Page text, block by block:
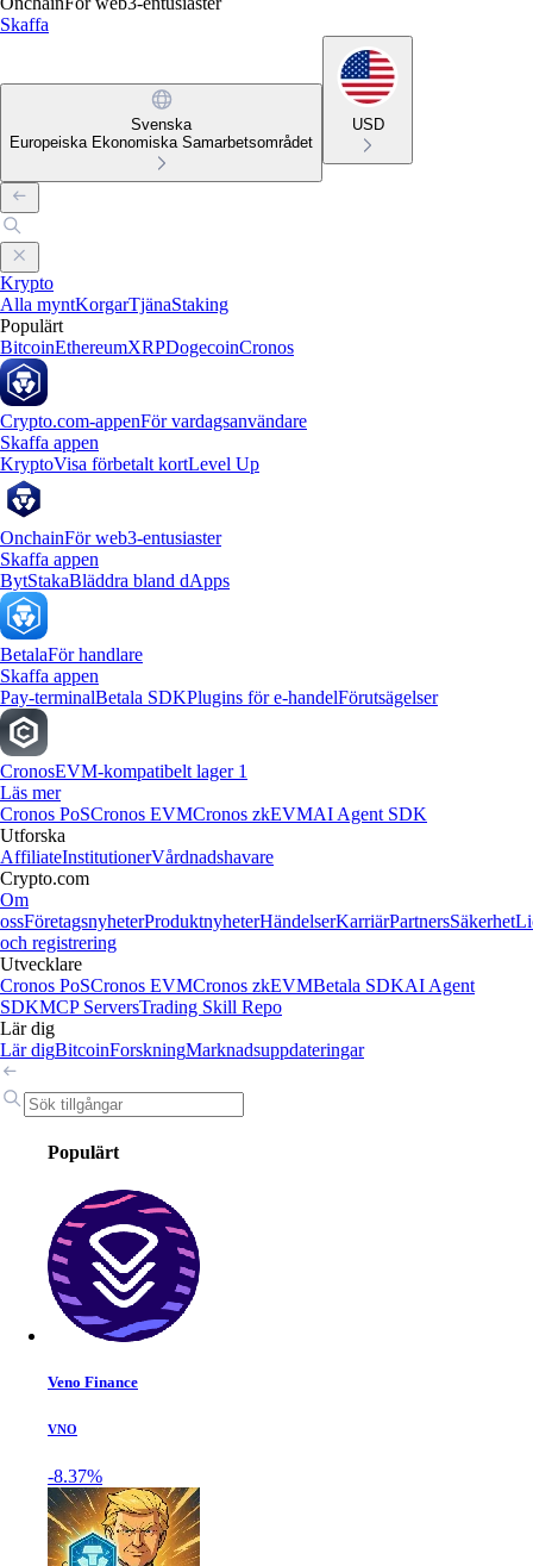
Skaffa
Svenska
Europeiska Ekonomiska Samarbetsområdet
USD
Krypto
Alla myntKorgarTjänaStaking
Populärt
BitcoinEthereumXRPDogecoinCronos
Crypto.com-appenFör vardagsanvändare
Skaffa appen
KryptoVisa förbetalt kortLevel Up
OnchainFör web3-entusiaster
Skaffa appen
BytStakaBläddra bland dApps
BetalaFör handlare
Skaffa appen
Pay-terminalBetala SDKPlugins för e-handelFörutsägelser
CronosEVM-kompatibelt lager 1
Läs mer
Cronos PoSCronos EVMCronos zkEVMAI Agent SDK
Utforska
AffiliateInstitutionerVårdnadshavare
Crypto.com
Om
ossFöretagsnyheterProduktnyheterHändelserKarriärPartnersSäkerhet
och registrering
Utvecklare
Cronos PoSCronos EVMCronos zkEVMBetala SDKAI Agent
SDKMCP ServersTrading Skill Repo
Lär dig
Lär digBitcoinForskningMarknadsuppdateringar
Populärt
Veno Finance
VNO
-8.37%